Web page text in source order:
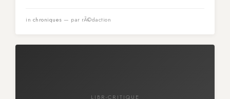
in chroniques — par rÃ©daction
LIBR-CRITIQUE